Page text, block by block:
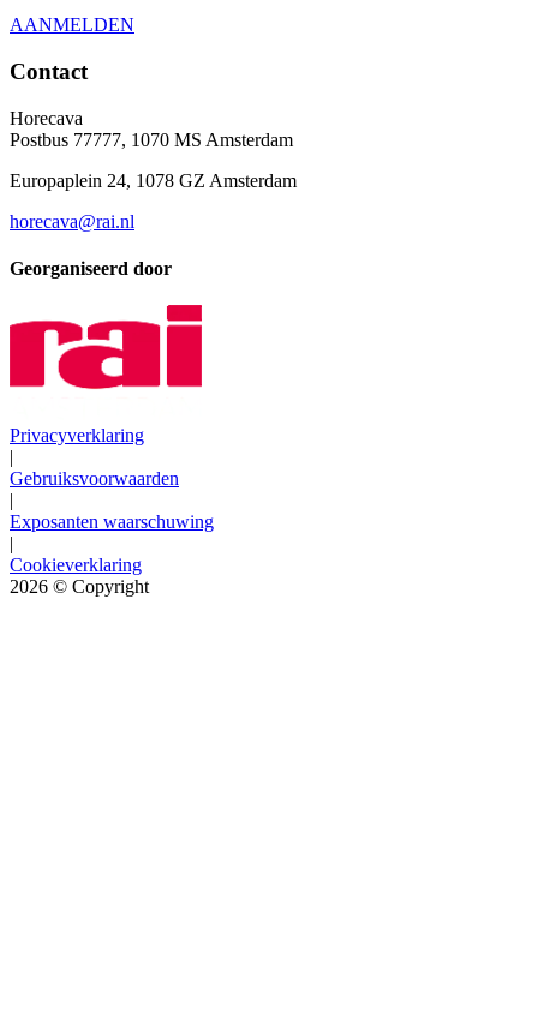
AANMELDEN
Contact
Horecava
Postbus 77777, 1070 MS Amsterdam
Europaplein 24, 1078 GZ Amsterdam
horecava@rai.nl
Georganiseerd door
Privacyverklaring
|
Gebruiksvoorwaarden
|
Exposanten waarschuwing
|
Cookieverklaring
2026 © Copyright